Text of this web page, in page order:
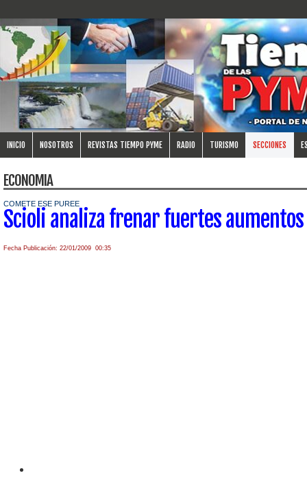
INICIO NOSOTROS REVISTAS TIEMPO PYME RADIO TURISMO SECCIONES
ECONOMIA
COMETE ESE PUREE
Scioli analiza frenar fuertes
Fecha Publicación: 22/01/2009 00:35